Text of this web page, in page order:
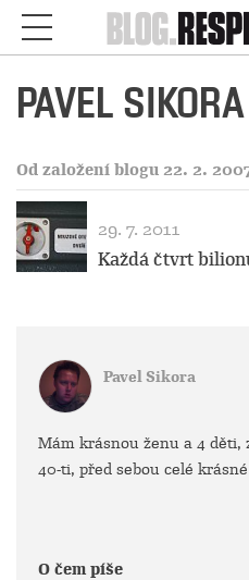
PAVEL SIKORA
Od založení blogu 22. 2.
29. 7. 2011
Každá čtvrt
Pavel Sikora
Mám krásnou ženu a 4 děti,
40-ti, před sebou celé
O čem píše